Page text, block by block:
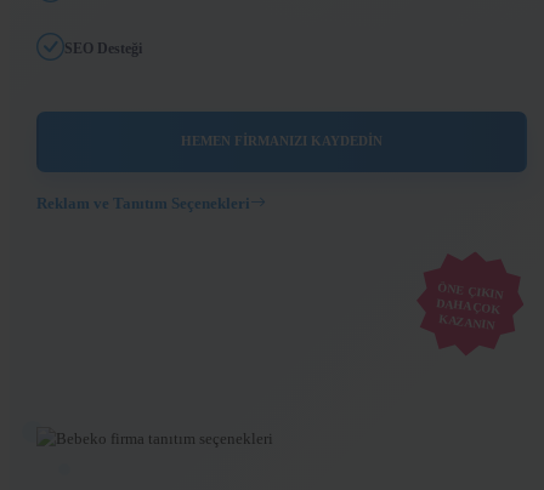
SEO Desteği
HEMEN FİRMANIZI KAYDEDİN
Reklam ve Tanıtım Seçenekleri
ÖNE ÇIKIN
DAHA ÇOK
KAZANIN